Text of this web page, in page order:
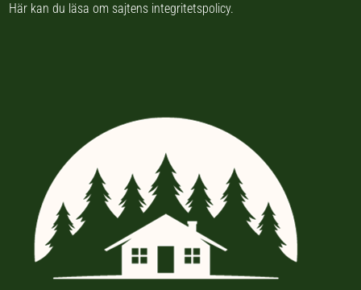
Här kan du läsa om sajtens integritetspolicy.